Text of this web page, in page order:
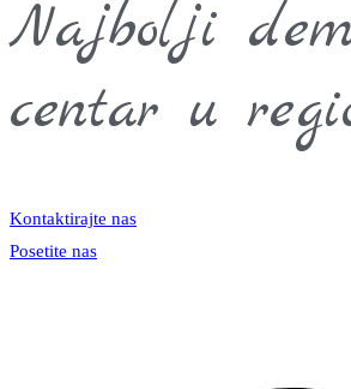
Najbolji
centar u
Kontaktirajte nas
Posetite nas